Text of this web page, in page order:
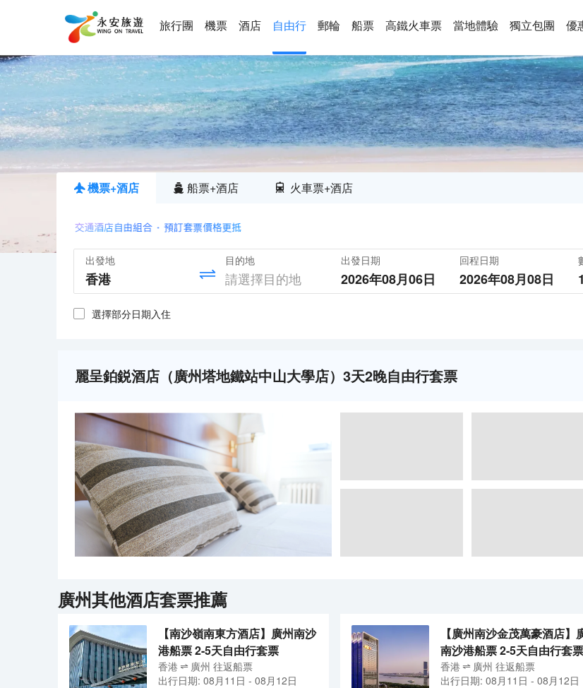
旅行團 機票 酒店 自由行 郵輪 船票 高鐵火車票 當地體驗 獨立包團 優
機票+酒店 船票+酒店 火車票+酒店
出發地 目的地 出發日期
2026年08月06日
回程日期
2026年08月08日
選擇部分日期入住
麗呈鉑鋭酒店（廣州塔地鐵站中山大學店）3天2晚自由行套票
廣州其他酒店套票推薦
【南沙嶺南東方酒店】廣州南沙
港船票 2-5天自由行套票
香港 廣州 往返船票
出行日期: 08月11日 - 08月12日
【廣州南沙金茂萬豪酒店】
南沙港船票 2-5天自由行套票
香港 廣州 往返船票
出行日期: 08月11日 - 08月12日